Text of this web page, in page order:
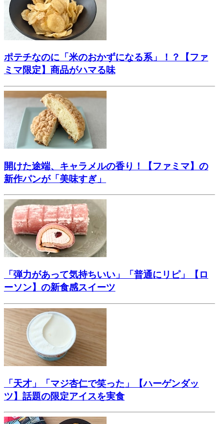
ポテチなのに「米のおかずになる系」！？【ファ
ミマ限定】商品がハマる味
開けた途端、キャラメルの香り！【ファミマ】の
新作パンが「美味すぎ」
「弾力があって気持ちいい」「普通にリピ」【ロ
ーソン】の新食感スイーツ
「天才」「マジ杏仁で笑った」【ハーゲンダッ
ツ】話題の限定アイスを実食